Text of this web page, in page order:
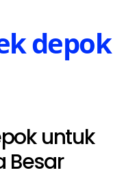
depok
untuk
Besar